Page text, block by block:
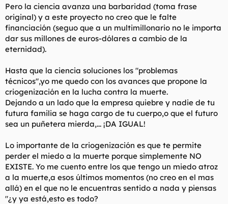
Pero la ciencia avanza una barbaridad (toma frase
original) y a este proyecto no creo que le falte
financiación (seguo que a un multimillonario no le importa
dar sus millones de euros-dólares a cambio de la
eternidad).
Hasta que la ciencia soluciones los "problemas
técnicos",yo me quedo con los avances que propone la
criogenización en la lucha contra la muerte.
Dejando a un lado que la empresa quiebre y nadie de tu
futura familia se haga cargo de tu cuerpo,o que el futuro
sea un puñetera mierda,... ¡DA IGUAL!
Lo importante de la criogenización es que te permite
perder el miedo a la muerte porque simplemente NO
EXISTE. Yo me cuento entre los que tengo un miedo atroz
a la muerte,a esos últimos momentos (no creo en el mas
allá) en el que no le encuentras sentido a nada y piensas
"¿y ya está,esto es todo?